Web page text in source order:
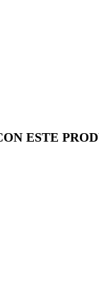
ESTE